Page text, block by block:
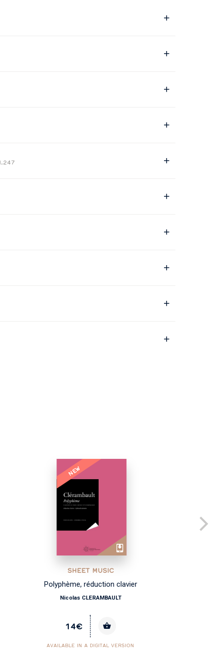
NEW
SHEET MUSIC
Polyphème, réduction clavier
Nicolas CLERAMBAULT
14€
AVAILABLE IN A DIGITAL VERSION